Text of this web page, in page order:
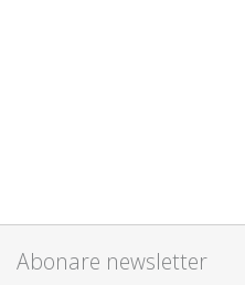
Abonare newsletter